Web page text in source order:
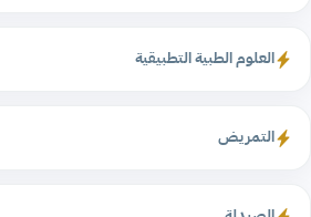
العلوم الطبية التطبيقية
التمريض